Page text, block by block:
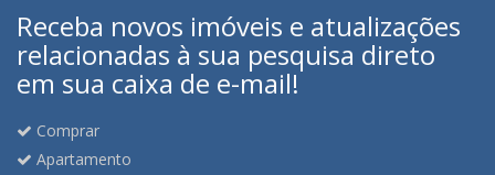
Receba novos imóveis e atualizações
relacionadas à sua pesquisa direto
em sua caixa de e-mail!
Comprar
Apartamento